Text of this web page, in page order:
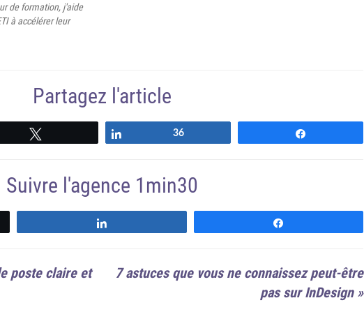
de formation, j'aide
à accélérer leur
Partagez l'article
36
Suivre l'agence 1min30
poste claire et
7 astuces que vous ne connaissez peut-être
pas sur InDesign»